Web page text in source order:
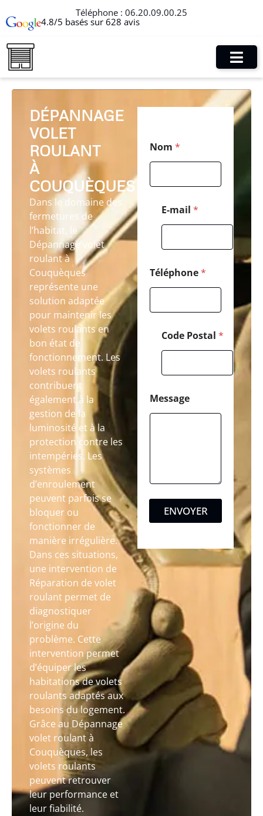
Téléphone : 06.20.09.00.25
4.8/5 basés sur 628 avis
DÉPANNAGE
VOLET
ROULANT
À
COUQUÈQUES
Dans le domaine des
fermetures de
l’habitat, le
Dépannage volet
roulant à
Couquèques
représente une
solution adaptée
pour maintenir les
volets roulants en
bon état de
fonctionnement. Les
volets roulants
contribuent
également à la
gestion de la
luminosité et à la
protection contre les
intempéries. Les
systèmes
d’enroulement
peuvent parfois se
bloquer ou
fonctionner de
manière irrégulière.
Dans ces situations,
une intervention de
Réparation de volet
roulant permet de
diagnostiquer
l’origine du
problème. Cette
intervention permet
d’équiper les
habitations de volets
roulants adaptés aux
besoins du logement.
Grâce au Dépannage
volet roulant à
Couquèques, les
volets roulants
peuvent retrouver
leur performance et
leur fiabilité.
-
m
i
Nom *
E-mail *
Téléphone*
Code Postal *
Message
ENVOYER